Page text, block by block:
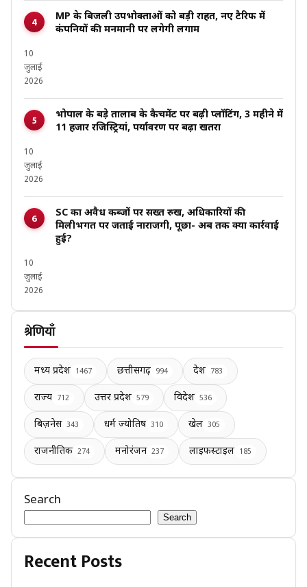
MP के बिजली उपभोक्ताओं को बड़ी राहत, नए टैरिफ में
कंपनियों की मनमानी पर लगेगी लगाम
10
जुलाई
2026
भोपाल के बड़े तालाब के कैचमेंट पर बढ़ी प्लॉटिंग, 3 महीने में
11 हजार रजिस्ट्रियां, पर्यावरण पर बढ़ा खतरा
10
जुलाई
2026
SC का अवैध कब्जों पर सख्त रुख, अधिकारियों की
मिलीभगत पर जताई नाराजगी, पूछा- अब तक क्या कार्रवाई
हुई?
10
जुलाई
2026
श्रेणियाँ
मध्य प्रदेश 1467 छत्तीसगढ़ 994 देश 783
राज्य 712 उत्तर प्रदेश 579 विदेश 536
बिज़नेस 343 धर्म ज्योतिष 310 खेल 305
राजनीतिक 274 मनोरंजन 237 लाइफस्टाइल 185
Search
Search
Recent Posts